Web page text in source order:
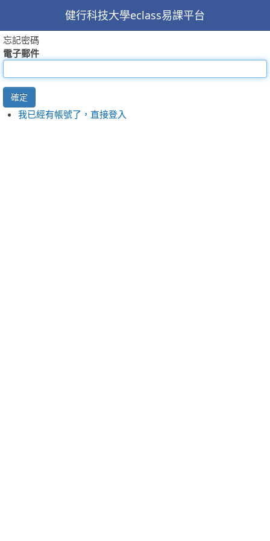
健行科技大學eclass易課平台
忘記密碼
電子郵件
確定
我已經有帳號了，直接登入